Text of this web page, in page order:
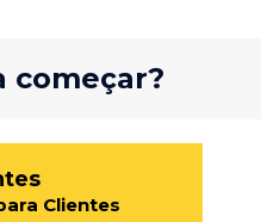
começar?
Clientes